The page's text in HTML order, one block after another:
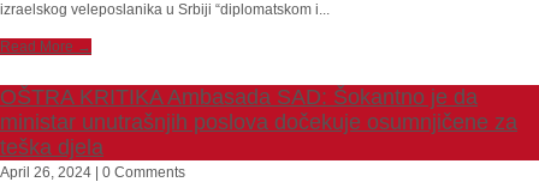
izraelskog veleposlanika u Srbiji “diplomatskom i...
Read More →
OŠTRA KRITIKA Ambasada SAD: Šokantno je da
ministar unutrašnjih poslova dočekuje osumnjičene za
teška djela
April 26, 2024 | 0 Comments